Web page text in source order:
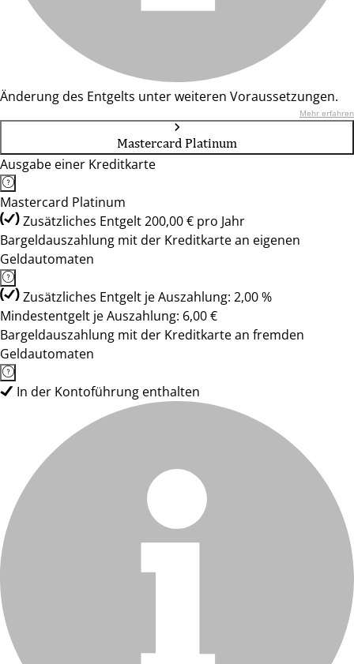
Änderung des Entgelts unter weiteren Voraussetzungen.
Mehr erfahren
Mastercard Platinum
Ausgabe einer Kreditkarte
Mastercard Platinum
Zusätzliches Entgelt 200,00 € pro Jahr
Bargeldauszahlung mit der Kreditkarte an eigenen
Geldautomaten
Zusätzliches Entgelt je Auszahlung: 2,00 %
Mindestentgelt je Auszahlung: 6,00 €
Bargeldauszahlung mit der Kreditkarte an fremden
Geldautomaten
In der Kontoführung enthalten